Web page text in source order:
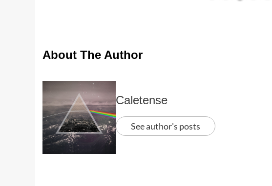
About The Author
Caletense
See author's posts